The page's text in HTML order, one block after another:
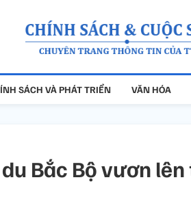
SÁCH VÀ PHÁT TRIỂN VĂN HÓA
Bắc Bộ vươn